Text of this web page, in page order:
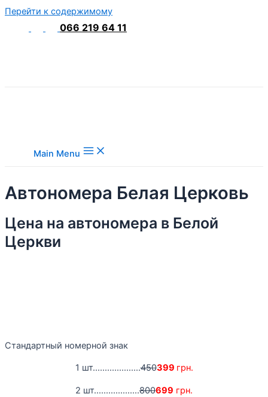
Перейти к содержимому
066 219 64 11
Main Menu
Автономера Белая Церковь
Цена на автономера в Белой
Церкви
Стандартный номерной знак
1 шт....................450399 грн.
2 шт...................800699 грн.